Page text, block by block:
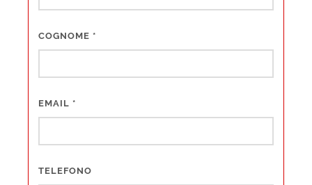
COGNOME *
EMAIL *
TELEFONO